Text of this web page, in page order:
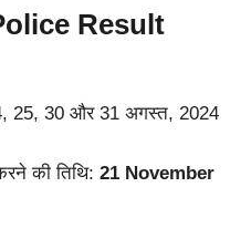
Police Result
25, 30 और 31 अगस्त, 2024
की तिथि: 21 November